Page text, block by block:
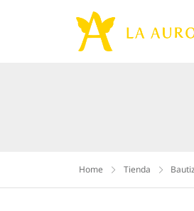
Home Tienda